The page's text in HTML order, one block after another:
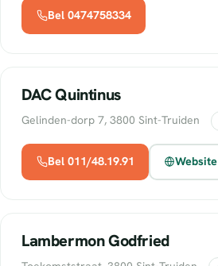
Bel 0474758334
DAC Quintinus
Gelinden-dorp 7, 3800 Sint-Truiden
Bel 011/48.19.91 Website
Lambermon Godfried